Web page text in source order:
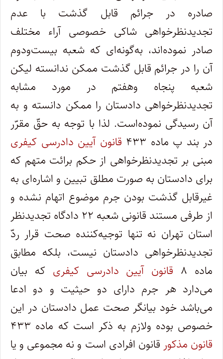
صادره در جرائم قابل گذشت با عدم
تجدیدنظرخواهی شاکی خصوصی آراء مختلف
صادر نموده‌اند، به‌گونه‌ای که شعبه بیست‌و‌دوم
آن را در جرائم قابل گذشت ممکن ندانسته لیکن
شعبه پنجاه وهفتم در مورد مشابه
تجدیدنظرخواهی دادستان را ممکن دانسته و به
آن رسیدگی نموده‌است. لذا با توجه به حقّ مقرّر
در بند پ ماده ۴۳۳
قانون آیین دادرسی کیفری
مبنی بر تجدیدنظرخواهی از حکم برائت متهم که
برای دادستان به صورت مطلق تبیین و اشاره‌ای به
غیرقابل گذشت بودن جرم موضوع اتهام نشده و
از طرفی مستند قانونی شعبه ۲۲ دادگاه تجدیدنظر
استان تهران نه تنها توجیه‌کننده صحت قرار ردّ
تجدیدنظرخواهی دادستان نیست، بلکه مطابق
ماده ۸
قانون آیین دادرسی کیفری که بیان
می‌دارد هر جرم دارای دو حیثیت و دو ادعا
می‌باشد خود بیانگر صحت عمل دادستان در این
خصوص بوده ولازم به ذکر است که ماده ۴۳۳
قانون مذکور قانون افرادی است و نه مجموعی و یا